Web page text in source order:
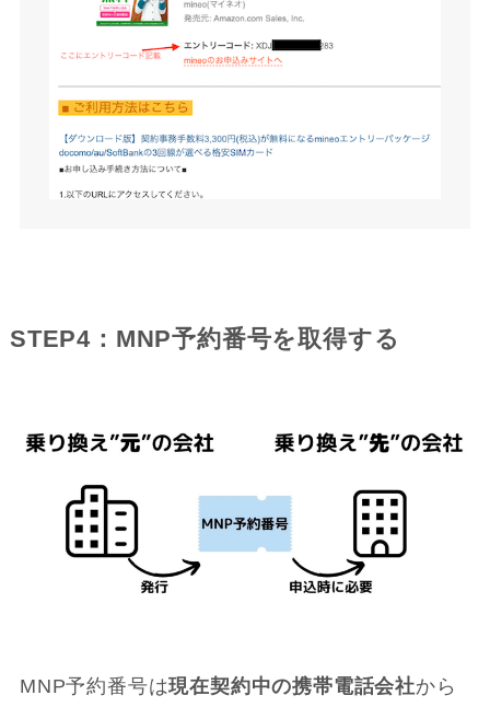
STEP4：MNP予約番号を取得する
MNP予約番号は現在契約中の携帯電話会社から